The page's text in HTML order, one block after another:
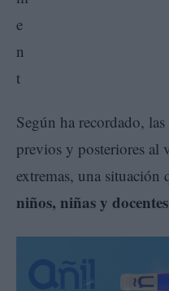
Según ha recordado,
previos y posteriores al
extremas, una situación
niños, niñas y docentes